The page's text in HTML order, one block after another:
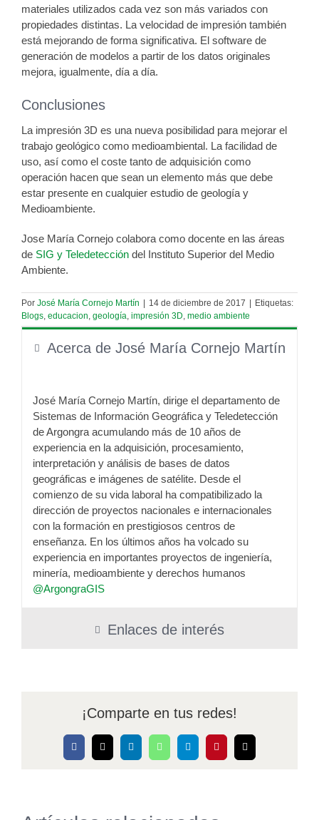
materiales utilizados cada vez son más variados con
propiedades distintas. La velocidad de impresión también
está mejorando de forma significativa. El software de
generación de modelos a partir de los datos originales
mejora, igualmente, día a día.
Conclusiones
La impresión 3D es una nueva posibilidad para mejorar el
trabajo geológico como medioambiental. La facilidad de
uso, así como el coste tanto de adquisición como
operación hacen que sean un elemento más que debe
estar presente en cualquier estudio de geología y
Medioambiente.
Jose María Cornejo colabora como docente en las áreas
de SIG y Teledetección del Instituto Superior del Medio
Ambiente.
Por José María Cornejo Martín 14 de diciembre de 2017
Etiquetas:
Blogs, educacion, geología, impresión 3D, medio ambiente
Acerca de José María Cornejo Martín
José María Cornejo Martín, dirige el departamento de
Sistemas de Información Geográfica y Teledetección
de Argongra acumulando más de 10 años de
experiencia en la adquisición, procesamiento,
interpretación y análisis de bases de datos
geográficas e imágenes de satélite. Desde el
comienzo de su vida laboral ha compatibilizado la
dirección de proyectos nacionales e internacionales
con la formación en prestigiosos centros de
enseñanza. En los últimos años ha volcado su
experiencia en importantes proyectos de ingeniería,
minería, medioambiente y derechos humanos
@ArgongraGIS
Enlaces de interés
¡Comparte en tus redes!
Facebook
X LinkedInWhatsAppTelegramPinterestCorreo
electrónico